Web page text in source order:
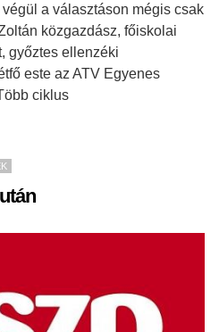
a választáson mégis csak
közgazdász, főiskolai
győztes ellenzéki
este az ATV Egyenes
ciklus